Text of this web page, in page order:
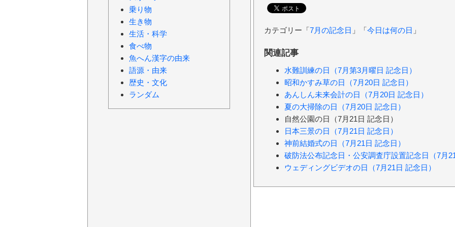
カテゴリー「7月の記念日 」「今日は何の日 」
関連記事
水難訓練の日（7月第3月曜日 記念日）
昭和かすみ草の日（7月20日 記念日）
あんしん未来会計の日（7月20日 記念日）
夏の大掃除の日（7月20日 記念日）
自然公園の日（7月21日 記念日）
日本三景の日（7月21日 記念日）
神前結婚式の日（7月21日 記念日）
破防法公布記念日・公安調査庁設置記念日（7月
ウェディングビデオの日（7月21日 記念日）
乗り物
生き物
生活・科学
食べ物
魚へん漢字の由来
語源・由来
歴史・文化
ランダム